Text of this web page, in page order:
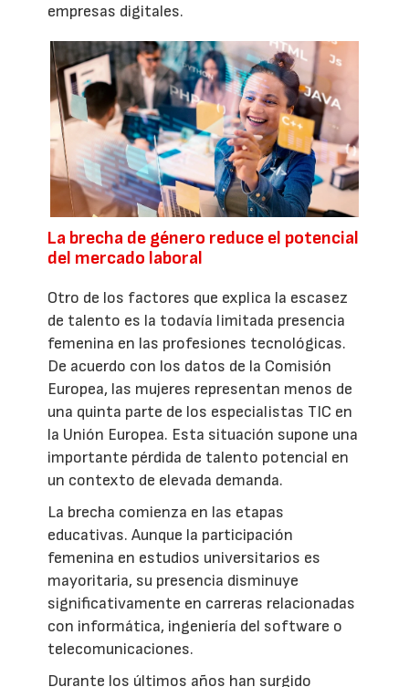
empresas digitales.
La brecha de género reduce el potencial
del mercado laboral
Otro de los factores que explica la escasez
de talento es la todavía limitada presencia
femenina en las profesiones tecnológicas.
De acuerdo con los datos de la Comisión
Europea, las mujeres representan menos de
una quinta parte de los especialistas TIC en
la Unión Europea. Esta situación supone una
importante pérdida de talento potencial en
un contexto de elevada demanda.
La brecha comienza en las etapas
educativas. Aunque la participación
femenina en estudios universitarios es
mayoritaria, su presencia disminuye
significativamente en carreras relacionadas
con informática, ingeniería del software o
telecomunicaciones.
Durante los últimos años han surgido